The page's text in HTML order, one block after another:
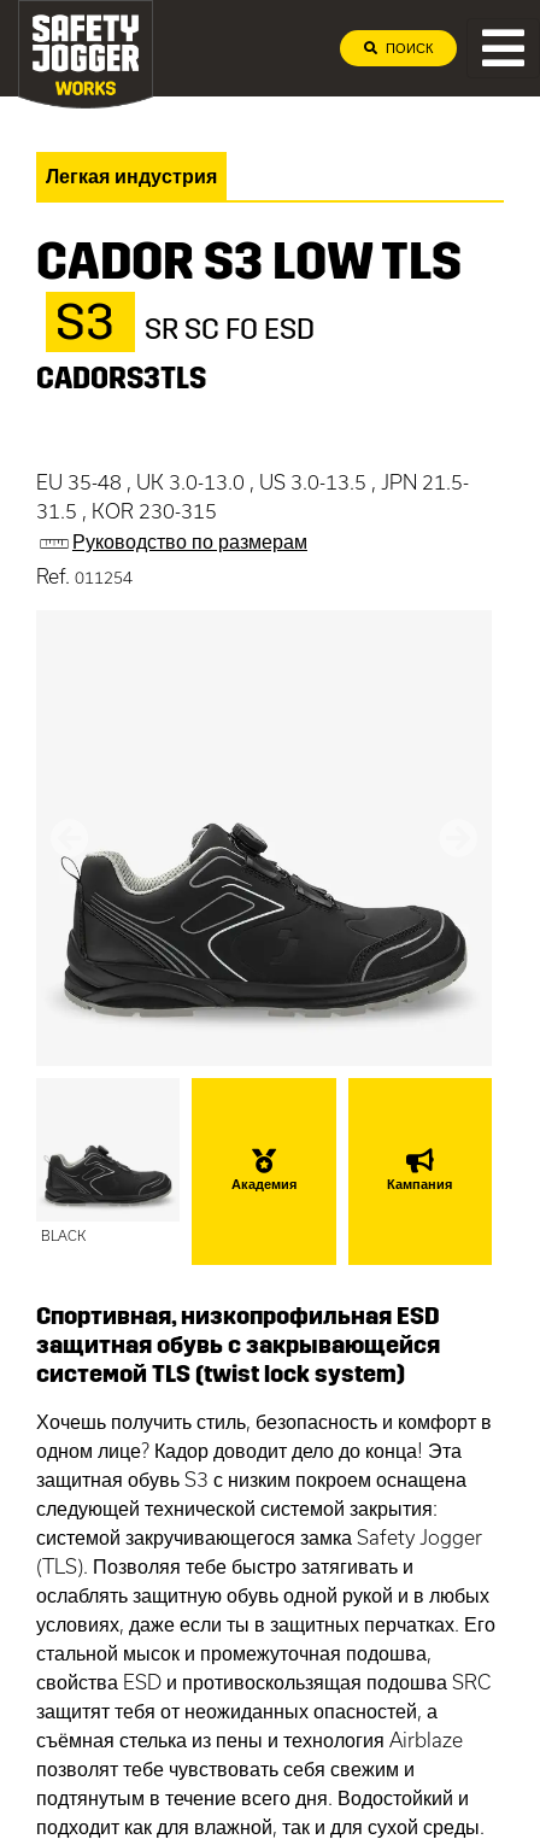
ПОИСК
Легкая индустрия
CADOR S3 LOW TLS
S3
SR SC FO ESD
CADORS3TLS
EU 35-48 , UK 3.0-13.0 , US 3.0-13.5 , JPN 21.5-
31.5 , KOR 230-315
Руководство по размерам
Ref. 011254
Предыдущий
BLACK
Академия Кампания
Спортивная, низкопрофильная ESD
защитная обувь с закрывающейся
системой TLS (twist lock system)
Хочешь получить стиль, безопасность и комфорт в
одном лице? Кадор доводит дело до конца! Эта
защитная обувь S3 с низким покроем оснащена
следующей технической системой закрытия:
системой закручивающегося замка Safety Jogger
(TLS). Позволяя тебе быстро затягивать и
ослаблять защитную обувь одной рукой и в любых
условиях, даже если ты в защитных перчатках. Его
стальной мысок и промежуточная подошва,
свойства ESD и противоскользящая подошва SRC
защитят тебя от неожиданных опасностей, а
съёмная стелька из пены и технология Airblaze
позволят тебе чувствовать себя свежим и
подтянутым в течение всего дня. Водостойкий и
подходит как для влажной, так и для сухой среды.